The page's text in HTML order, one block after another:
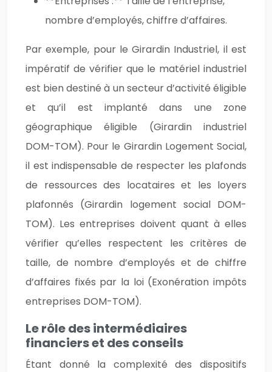
nombre d’employés, chiffre d’affaires.
Par exemple, pour le Girardin Industriel, il est
impératif de vérifier que le matériel industriel
est bien destiné à un secteur d’activité éligible
et qu’il est implanté dans une zone
géographique éligible (Girardin industriel
DOM-TOM). Pour le Girardin Logement Social,
il est indispensable de respecter les plafonds
de ressources des locataires et les loyers
plafonnés (Girardin logement social DOM-
TOM). Les entreprises doivent quant à elles
vérifier qu’elles respectent les critères de
taille, de nombre d’employés et de chiffre
d’affaires fixés par la loi (Exonération impôts
entreprises DOM-TOM).
Le rôle des intermédiaires
financiers et des conseils
Étant donné la complexité des dispositifs